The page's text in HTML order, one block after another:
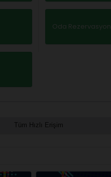
Oda Rezervasyon
Tüm Hızlı Erişim